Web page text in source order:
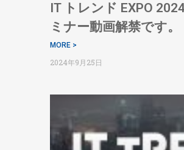
IT トレンド EXPO
ミナー動画解禁です。
MORE >
2024年9月25日